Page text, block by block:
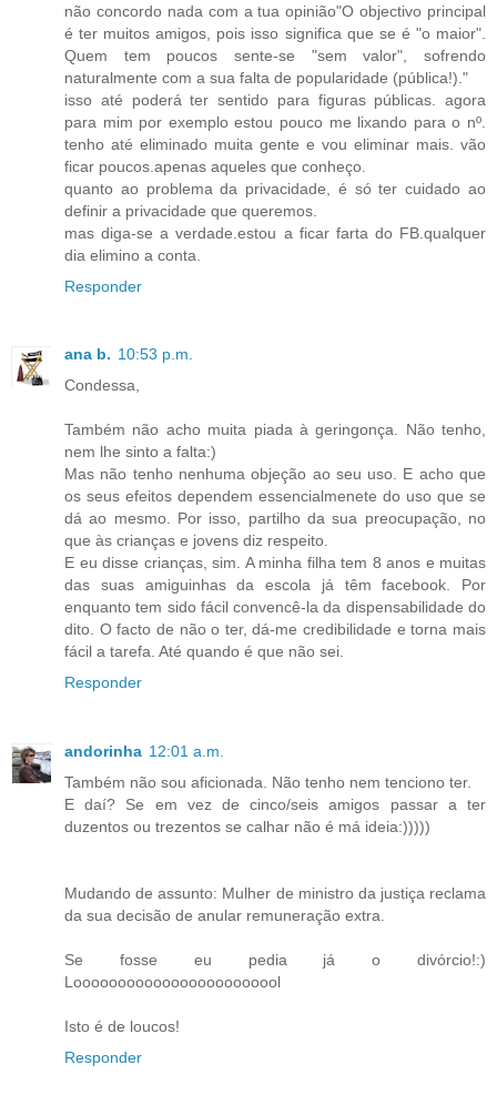
não concordo nada com a tua opinião"O objectivo principal
é ter muitos amigos, pois isso significa que se é "o maior".
Quem tem poucos sente-se "sem valor", sofrendo
naturalmente com a sua falta de popularidade (pública!)."
isso até poderá ter sentido para figuras públicas. agora
para mim por exemplo estou pouco me lixando para o nº.
tenho até eliminado muita gente e vou eliminar mais. vão
ficar poucos.apenas aqueles que conheço.
quanto ao problema da privacidade, é só ter cuidado ao
definir a privacidade que queremos.
mas diga-se a verdade.estou a ficar farta do FB.qualquer
dia elimino a conta.
Responder
ana b. 10:53 p.m.
Condessa,
Também não acho muita piada à geringonça. Não tenho,
nem lhe sinto a falta:)
Mas não tenho nenhuma objeção ao seu uso. E acho que
os seus efeitos dependem essencialmenete do uso que se
dá ao mesmo. Por isso, partilho da sua preocupação, no
que às crianças e jovens diz respeito.
E eu disse crianças, sim. A minha filha tem 8 anos e muitas
das suas amiguinhas da escola já têm facebook. Por
enquanto tem sido fácil convencê-la da dispensabilidade do
dito. O facto de não o ter, dá-me credibilidade e torna mais
fácil a tarefa. Até quando é que não sei.
Responder
andorinha 12:01 a.m.
Também não sou aficionada. Não tenho nem tenciono ter.
E daí? Se em vez de cinco/seis amigos passar a ter
duzentos ou trezentos se calhar não é má ideia:)))))
Mudando de assunto: Mulher de ministro da justiça reclama
da sua decisão de anular remuneração extra.
Se fosse eu pedia já o divórcio!:)
Loooooooooooooooooooooool
Isto é de loucos!
Responder